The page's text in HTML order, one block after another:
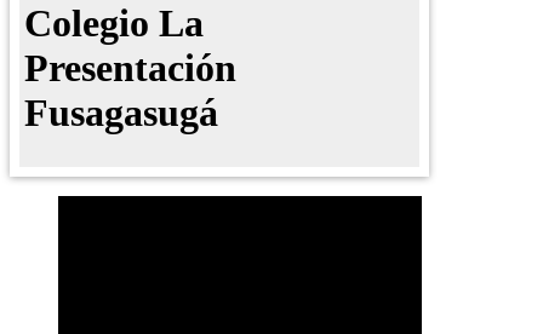
Colegio La
Presentación
Fusagasugá